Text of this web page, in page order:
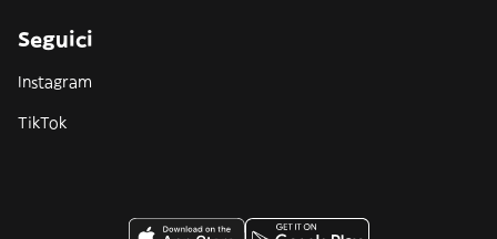
Seguici
Instagram
TikTok